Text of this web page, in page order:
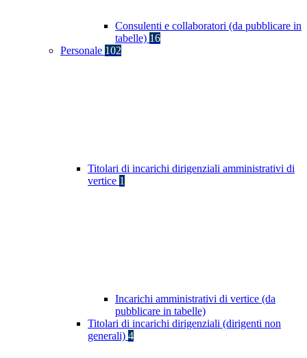
Consulenti e collaboratori (da pubblicare in
tabelle) 16
Personale 102
Titolari di incarichi dirigenziali amministrativi di
vertice 1
Incarichi amministrativi di vertice (da
pubblicare in tabelle)
Titolari di incarichi dirigenziali (dirigenti non
generali) 4